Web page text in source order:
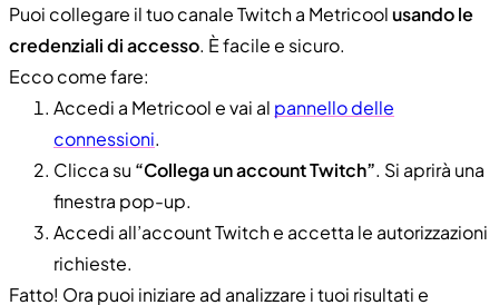
Puoi collegare il tuo canale Twitch a Metricoolusando le
credenziali di accesso. È facile e sicuro.
Ecco come fare:
Accedi a Metricool e vai al pannello delle
connessioni.
Clicca su “Collega un account Twitch”. Si aprirà una
finestra pop-up.
Accedi all’account Twitch e accetta le autorizzazioni
richieste.
Fatto! Ora puoi iniziare ad analizzare i tuoi risultati e